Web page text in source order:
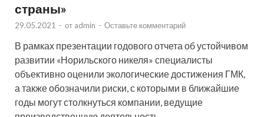
страны»
29.05.2021 - от admin - Оставьте комментарий
В рамках презентации годового отчета об устойчивом
развитии «Норильского никеля» специалисты
объективно оценили экологические достижения ГМК,
а также обозначили риски, с которыми в ближайшие
годы могут столкнуться компании, ведущие